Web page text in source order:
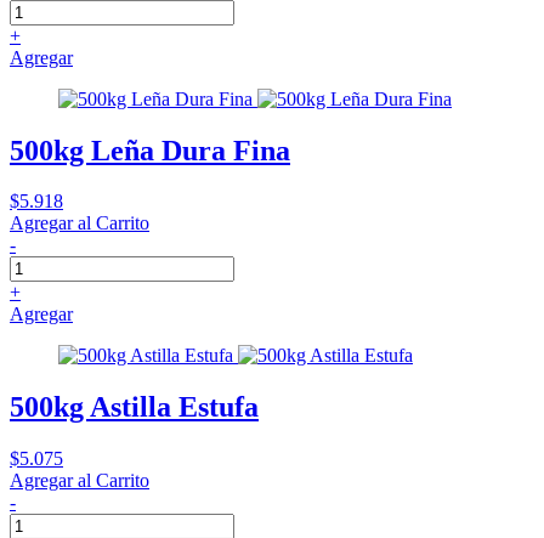
+
Agregar
500kg Leña Dura Fina
$5.918
Agregar al Carrito
-
+
Agregar
500kg Astilla Estufa
$5.075
Agregar al Carrito
-